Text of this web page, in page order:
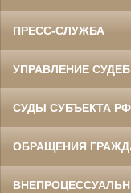
ПРЕСС-СЛУЖБА
УПРАВЛЕНИЕ
СУДЫ СУБЪЕКТА РФ
ОБРАЩЕНИЯ